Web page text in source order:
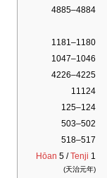
4884–4885
1180–1181
1046–1047
4225–4226
11124
124–125
502–503
517–518
Hōan 5 /Tenji 1
(天治元年)